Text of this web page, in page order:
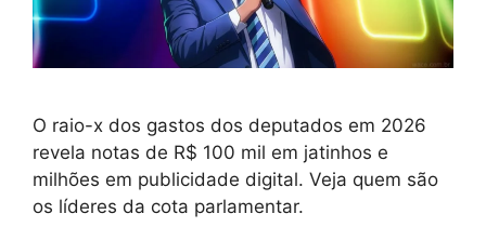
O raio-x dos gastos dos deputados em 2026
revela notas de R$ 100 mil em jatinhos e
milhões em publicidade digital. Veja quem são
os líderes da cota parlamentar.